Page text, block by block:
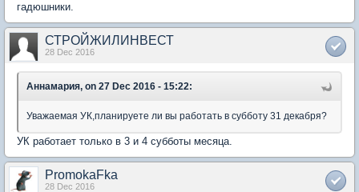
гадюшники.
СТРОЙЖИЛИНВЕСТ
28 Dec 2016
Аннамария, on 27 Dec 2016 - 15:22:
Уважаемая УК,планируете ли вы работать в субботу 31 декабря?
УК работает только в 3 и 4 субботы месяца.
PromokaFka
28 Dec 2016